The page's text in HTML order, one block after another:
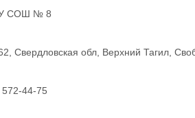
СОШ № 8
Свердловская обл, Верхний Тагил,
572-44-75